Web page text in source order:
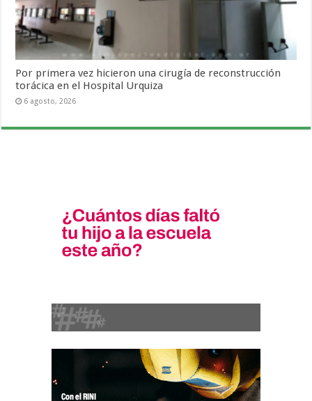
Por primera vez hicieron una cirugía de reconstrucción
torácica en el Hospital Urquiza
6 agosto, 2026